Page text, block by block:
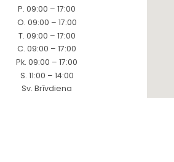
P. 09:00 – 17:00
O. 09:00 – 17:00
T. 09:00 – 17:00
C. 09:00 – 17:00
Pk. 09:00 – 17:00
S. 11:00 – 14:00
Sv. Brīvdiena